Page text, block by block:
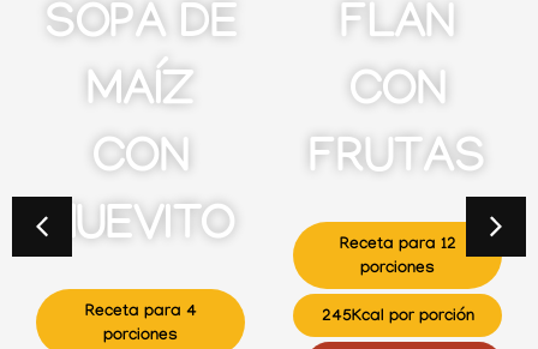
SOPA DE
MAÍZ
CON
HUEVITO
Receta para 4
porciones
FLAN
CON
FRUTAS
Receta para 12
porciones
245Kcal por porción